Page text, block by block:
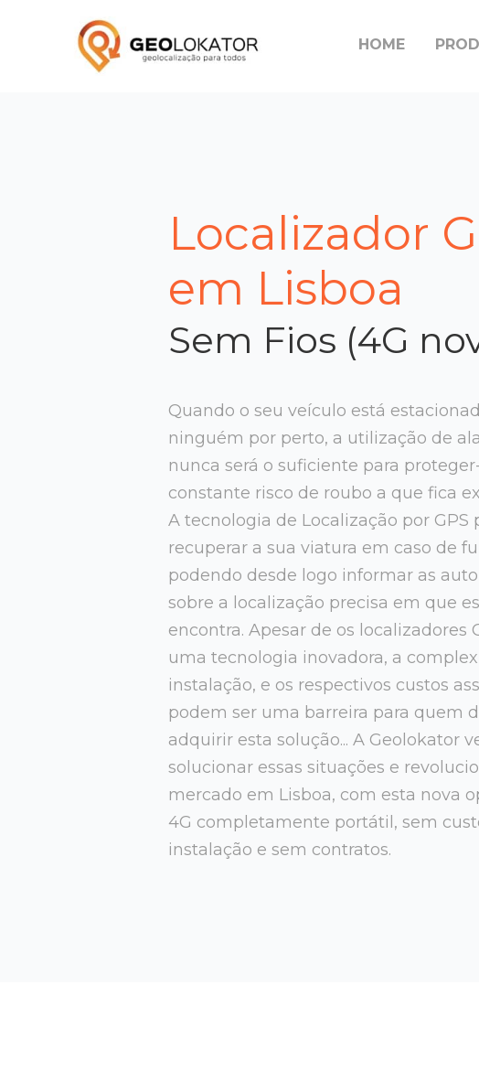
HOME
Localizador
em Lisboa
Sem Fios (4G
Quando o seu veículo está
ninguém por perto, a utilização de
nunca será o suficiente para
constante risco de roubo a que fica
A tecnologia de Localização por GPS
recuperar a sua viatura em caso de
podendo desde logo informar as
sobre a localização precisa em que
encontra. Apesar de os localizadores
uma tecnologia inovadora, a
instalação, e os respectivos custos
podem ser uma barreira para quem
adquirir esta solução... A Geolokator
solucionar essas situações e
mercado em Lisboa, com esta nova
4G completamente portátil, sem
instalação e sem contratos.